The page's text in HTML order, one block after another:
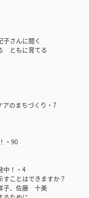
さんに聞く
ともに育てる
のまちづくり・7
・90
中！・4
ことはできますか？
子、佐藤 十美